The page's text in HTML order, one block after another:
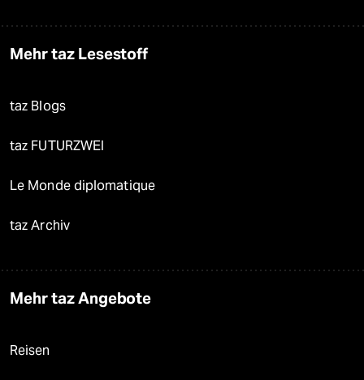
Mehr taz Lesestoff
taz Blogs
taz FUTURZWEI
Le Monde diplomatique
taz Archiv
Mehr taz Angebote
Reisen